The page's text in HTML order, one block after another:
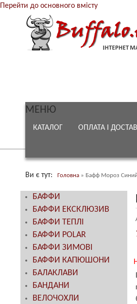
Перейти до основного вмісту
МЕНЮ
КАТАЛОГ ОПЛАТА І
Ви є тут Головна » Бафф Мороз Синий
БАФФИ
БАФФИ ЕКСКЛЮЗИВ
БАФФИ ТЕПЛІ
БАФФИ POLAR
БАФФИ ЗИМОВІ
БАФФИ КАПЮШОНИ
БАЛАКЛАВИ
БАНДАНИ
ВЕЛОЧОХЛИ